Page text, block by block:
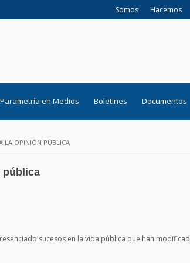
Somos Hacemos
Parametría en Medios Boletines Documentos
LA OPINIÓN PÚBLICA
pública
sucesos en la vida pública que han